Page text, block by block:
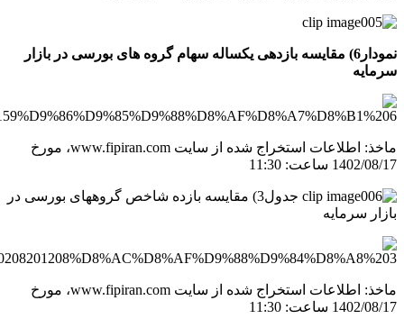
نمودار6) مقایسه بازدهی یکساله سهام گروه ­های بورسی در بازار
سرمایه
ماخذ: اطلاعات استخراج شده از سایت www.fipiran.com، مورخ
1402/08/17 ساعت: 11:30
جدول3) مقایسه بازده شاخص گروه­های بورسی در
بازار سرمایه
ماخذ: اطلاعات استخراج شده از سایت www.fipiran.com، مورخ
1402/08/17 ساعت: 11:30